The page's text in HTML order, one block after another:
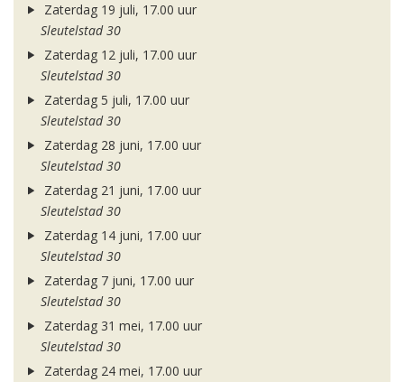
Zaterdag 19 juli, 17.00 uur
Sleutelstad 30
Zaterdag 12 juli, 17.00 uur
Sleutelstad 30
Zaterdag 5 juli, 17.00 uur
Sleutelstad 30
Zaterdag 28 juni, 17.00 uur
Sleutelstad 30
Zaterdag 21 juni, 17.00 uur
Sleutelstad 30
Zaterdag 14 juni, 17.00 uur
Sleutelstad 30
Zaterdag 7 juni, 17.00 uur
Sleutelstad 30
Zaterdag 31 mei, 17.00 uur
Sleutelstad 30
Zaterdag 24 mei, 17.00 uur